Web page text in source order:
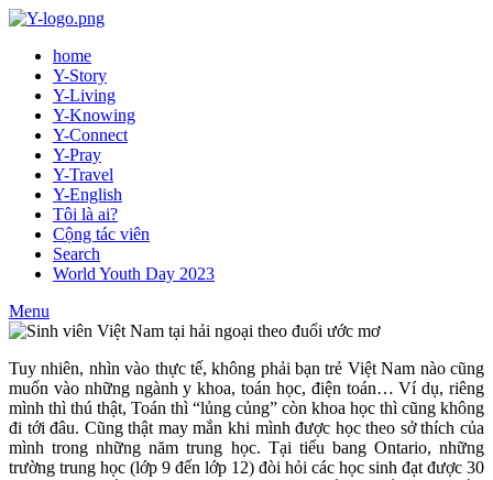
home
Y-Story
Y-Living
Y-Knowing
Y-Connect
Y-Pray
Y-Travel
Y-English
Tôi là ai?
Cộng tác viên
Search
World Youth Day 2023
Menu
Tuy nhiên, nhìn vào thực tế, không phải bạn trẻ Việt Nam nào cũng
muốn vào những ngành y khoa, toán học, điện toán… Ví dụ, riêng
mình thì thú thật, Toán thì “lủng củng” còn khoa học thì cũng không
đi tới đâu. Cũng thật may mắn khi mình được học theo sở thích của
mình trong những năm trung học. Tại tiểu bang Ontario, những
trường trung học (lớp 9 đến lớp 12) đòi hỏi các học sinh đạt được 30